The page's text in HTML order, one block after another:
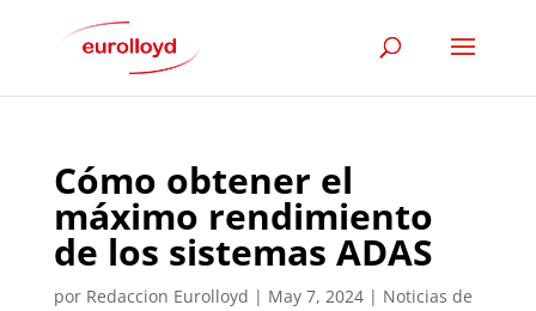
Cómo obtener el
máximo rendimiento
de los sistemas ADAS
por Redaccion Eurolloyd | May 7, 2024| Noticias de